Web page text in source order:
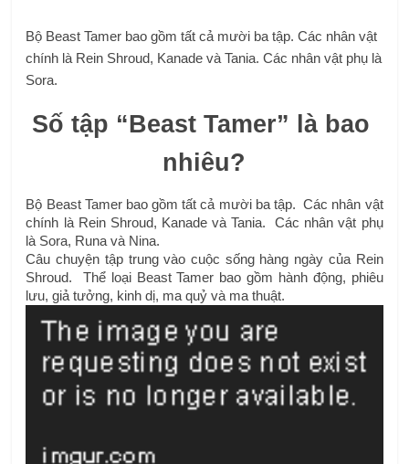
Bộ Beast Tamer bao gồm tất cả mười ba tập. Các nhân vật
chính là Rein Shroud, Kanade và Tania. Các nhân vật phụ là
Sora.
Số tập “Beast Tamer” là bao
nhiêu?
Bộ Beast Tamer bao gồm tất cả mười ba tập.  Các nhân vật
chính là Rein Shroud, Kanade và Tania.  Các nhân vật phụ
là Sora, Runa và Nina.
Câu chuyện tập trung vào cuộc sống hàng ngày của Rein
Shroud.  Thể loại Beast Tamer bao gồm hành động, phiêu
lưu, giả tưởng, kinh dị, ma quỷ và ma thuật.